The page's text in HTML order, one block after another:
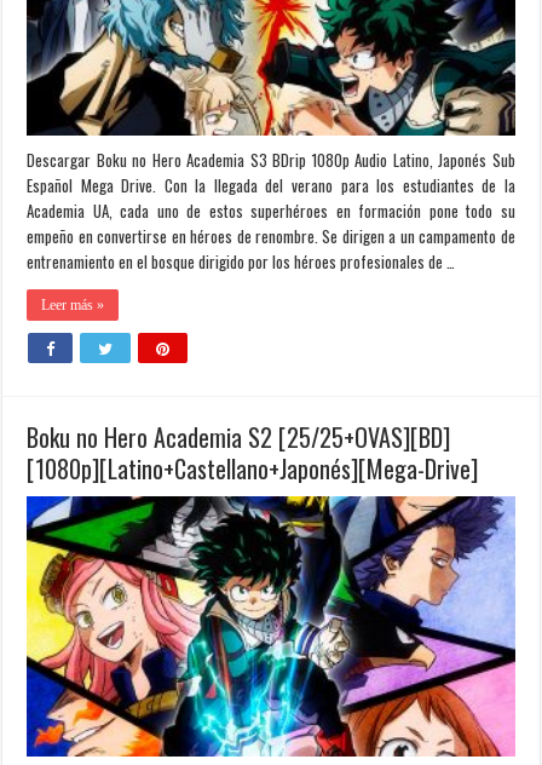
Descargar Boku no Hero Academia S3 BDrip 1080p Audio Latino, Japonés Sub
Español Mega Drive. Con la llegada del verano para los estudiantes de la
Academia UA, cada uno de estos superhéroes en formación pone todo su
empeño en convertirse en héroes de renombre. Se dirigen a un campamento de
entrenamiento en el bosque dirigido por los héroes profesionales de …
Leer más »
Boku no Hero Academia S2 [25/25+OVAS][BD]
[1080p][Latino+Castellano+Japonés][Mega-Drive]